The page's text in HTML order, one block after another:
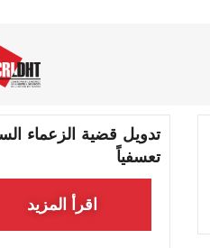
تدويل قضية الزعماء
تعسفياً
اقرأ المزيد